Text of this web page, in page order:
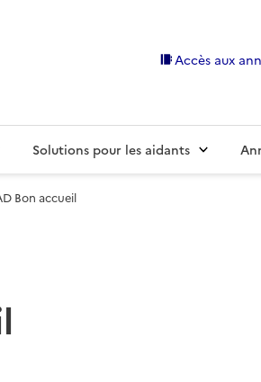
Accès aux
Solutions pour les aidants
Bon accueil